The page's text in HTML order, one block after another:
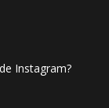
Instagram?